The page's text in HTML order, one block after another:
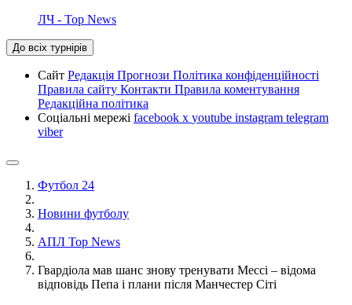
ЛЧ - Top News
До всіх турнірів
Сайт Редакція Прогнози Політика конфіденційності
Правила сайту Контакти Правила коментування
Редакційна політика
Соціальні мережі facebook x youtube instagram telegram
viber
Футбол 24
Новини футболу
АПЛ Top News
Гвардіола мав шанс знову тренувати Мессі – відома
відповідь Пепа і плани після Манчестер Сіті